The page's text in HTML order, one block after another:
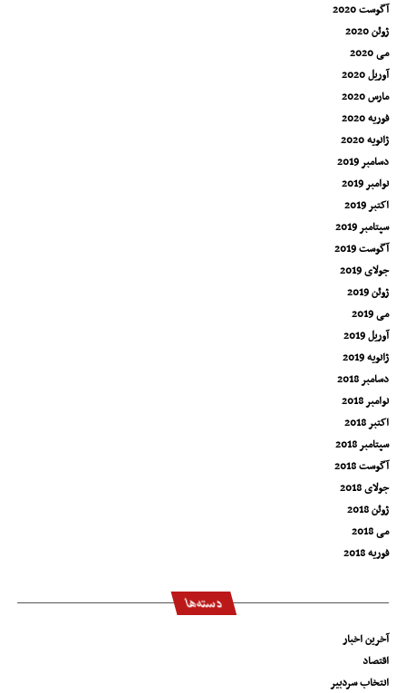
آگوست 2020
ژوئن 2020
می 2020
آوریل 2020
مارس 2020
فوریه 2020
ژانویه 2020
دسامبر 2019
نوامبر 2019
اکتبر 2019
سپتامبر 2019
آگوست 2019
جولای 2019
ژوئن 2019
می 2019
آوریل 2019
ژانویه 2019
دسامبر 2018
نوامبر 2018
اکتبر 2018
سپتامبر 2018
آگوست 2018
جولای 2018
ژوئن 2018
می 2018
فوریه 2018
دسته‌ها
آخرین اخبار
اقتصاد
انتخاب سردبیر